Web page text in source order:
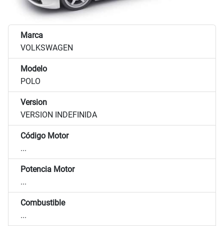
Marca
VOLKSWAGEN
Modelo
POLO
Version
VERSION INDEFINIDA
Código Motor
...
Potencia Motor
...
Combustible
...